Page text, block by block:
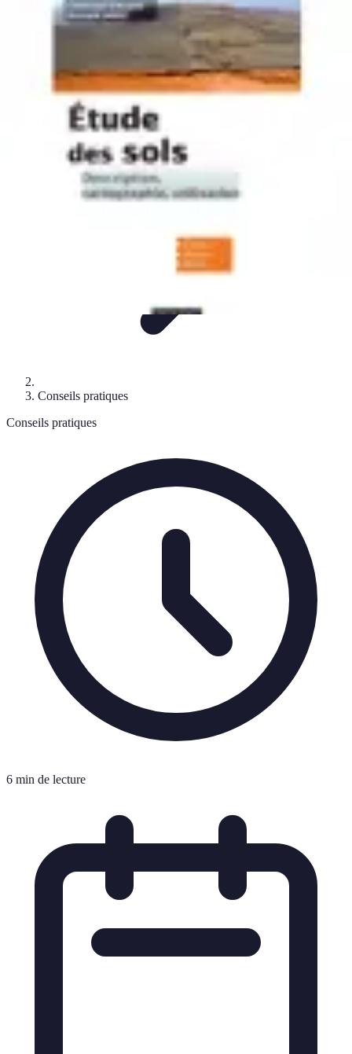
Mon CBD Pro
Achat et qualitéUtilisation du CBD Achat Utilisation Tendances CBD
Mon CBD Pro
Conseils pratiques
Conseils pratiques
6 min de lecture